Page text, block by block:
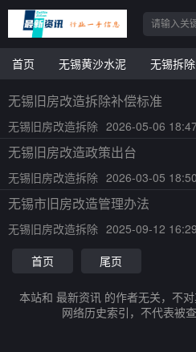
首页 无锡黄沙水泥 无锡拆除
无锡旧房改造拆除补偿标准
无锡旧房改造拆除 2026-05-06
无锡旧房改造政策出台
无锡旧房改造拆除 2026-03-05
无锡市旧房改造管理办法
无锡旧房改造拆除 2025-09-12
首页
尾页
本站和 最新资讯 的作者无关，不
网络历史索引，不代表被